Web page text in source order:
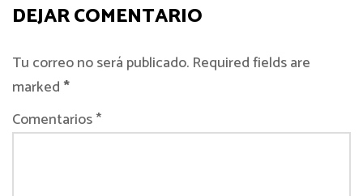
DEJAR COMENTARIO
Tu correo no será publicado. Required fields are
marked*
Comentarios *